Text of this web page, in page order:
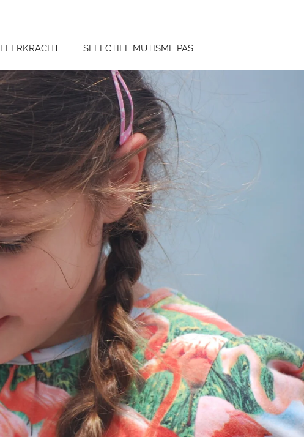
LEERKRACHT SELECTIEF MUTISME PAS